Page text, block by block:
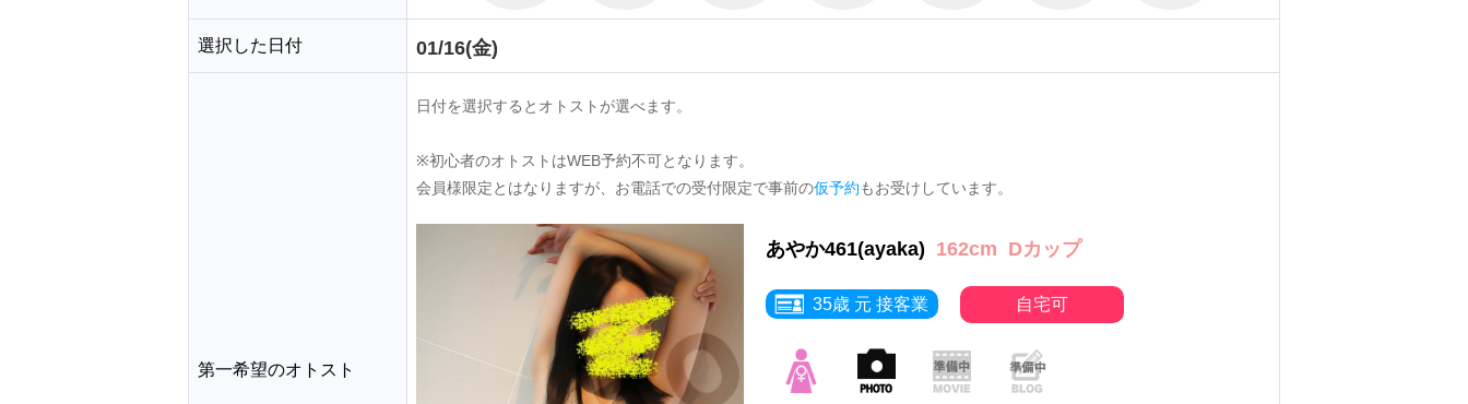
選択した日付 01/16(金)
第一希望のオトスト
日付を選択するとオトストが選べます。
※初心者のオトストはWEB予約不可となります。
会員様限定とはなりますが、お電話での受付限定で事前の仮予約もお受けしています。
あやか461(ayaka) 162cm Dカップ
35歳 元 接客業 自宅可